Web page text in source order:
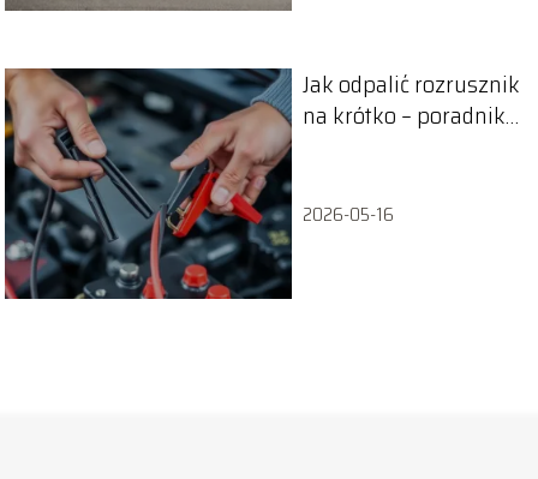
Jak odpalić rozrusznik
na krótko – poradnik
2026-05-16